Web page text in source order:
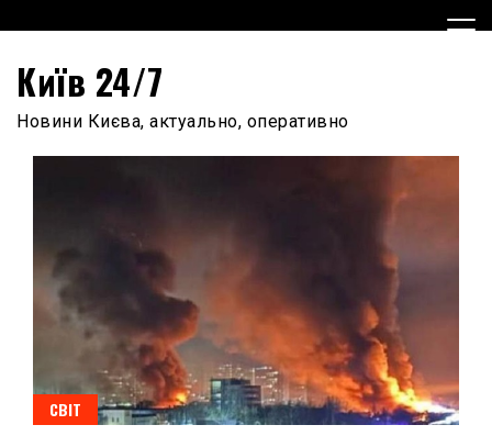
to
Київ 24/7
Новини Києва, актуально, оперативно
СВІТ